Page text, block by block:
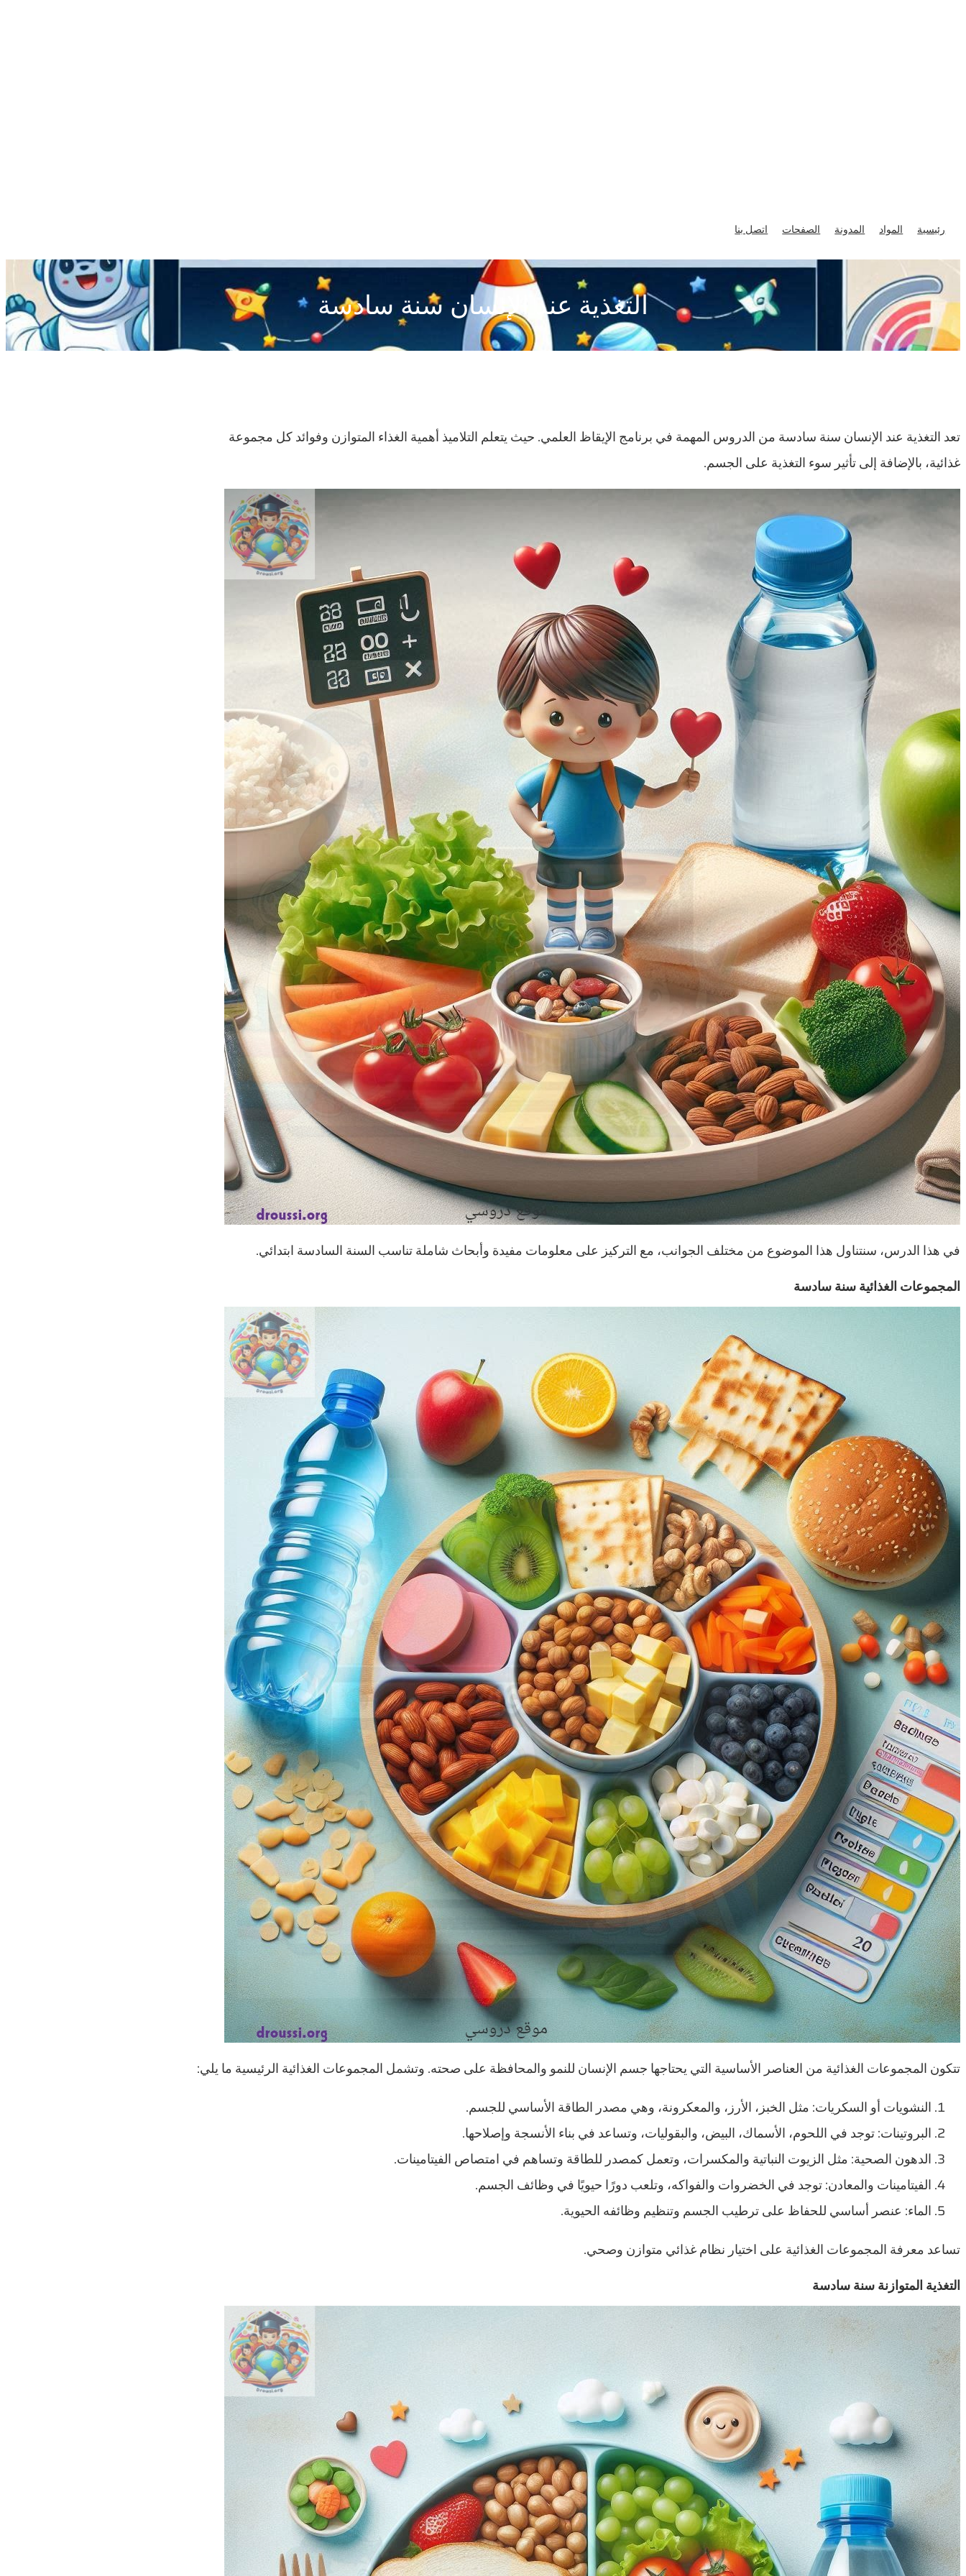
رئيسية المواد المدونة الصفحات اتصل بنا
التغذية عند الإنسان سنة سادسة
تعد التغذية عند الإنسان سنة سادسة من الدروس المهمة في برنامج الإيقاظ العلمي. حيث يتعلم التلاميذ أهمية الغذاء المتوازن وفوائد كل مجموعة
غذائية، بالإضافة إلى تأثير سوء التغذية على الجسم.
في هذا الدرس، سنتناول هذا الموضوع من مختلف الجوانب، مع التركيز على معلومات مفيدة وأبحاث شاملة تناسب السنة السادسة ابتدائي.
المجموعات الغذائية سنة سادسة
تتكون المجموعات الغذائية من العناصر الأساسية التي يحتاجها جسم الإنسان للنمو والمحافظة على صحته. وتشمل المجموعات الغذائية الرئيسية ما يلي:
النشويات أو السكريات: مثل الخبز، الأرز، والمعكرونة، وهي مصدر الطاقة الأساسي للجسم.
البروتينات: توجد في اللحوم، الأسماك، البيض، والبقوليات، وتساعد في بناء الأنسجة وإصلاحها.
الدهون الصحية: مثل الزيوت النباتية والمكسرات، وتعمل كمصدر للطاقة وتساهم في امتصاص الفيتامينات.
الفيتامينات والمعادن: توجد في الخضروات والفواكه، وتلعب دورًا حيويًا في وظائف الجسم.
الماء: عنصر أساسي للحفاظ على ترطيب الجسم وتنظيم وظائفه الحيوية.
تساعد معرفة المجموعات الغذائية على اختيار نظام غذائي متوازن وصحي.
التغذية المتوازنة سنة سادسة